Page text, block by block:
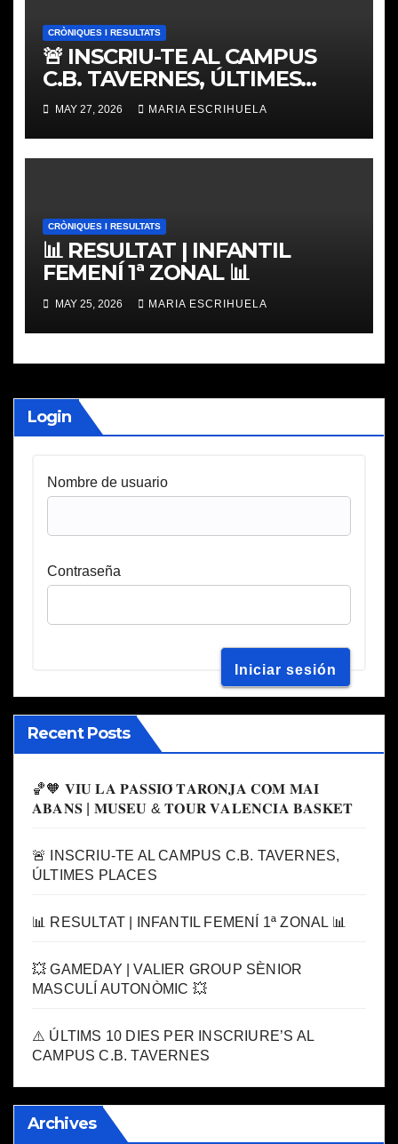
CRÒNIQUES I RESULTATS
🚨 INSCRIU-TE AL CAMPUS
C.B. TAVERNES, ÚLTIMES
PLACES
MAY 27, 2026 MARIA ESCRIHUELA
CRÒNIQUES I RESULTATS
📊 RESULTAT | INFANTIL
FEMENÍ 1ª ZONAL 📊
MAY 25, 2026 MARIA ESCRIHUELA
Login
Nombre de usuario
Contraseña
Recent Posts
🏀🧡 𝐕𝐈𝐔 𝐋𝐀 𝐏𝐀𝐒𝐒𝐈𝐎́ 𝐓𝐀𝐑𝐎𝐍𝐉𝐀 𝐂𝐎𝐌 𝐌𝐀𝐈
𝐀𝐁𝐀𝐍𝐒 | 𝐌𝐔𝐒𝐄𝐔 & 𝐓𝐎𝐔𝐑 𝐕𝐀𝐋𝐄𝐍𝐂𝐈𝐀 𝐁𝐀𝐒𝐊𝐄𝐓
🚨 INSCRIU-TE AL CAMPUS C.B. TAVERNES,
ÚLTIMES PLACES
📊 RESULTAT | INFANTIL FEMENÍ 1ª ZONAL 📊
💥 GAMEDAY | VALIER GROUP SÈNIOR
MASCULÍ AUTONÒMIC 💥
⚠️ ÚLTIMS 10 DIES PER INSCRIURE’S AL
CAMPUS C.B. TAVERNES
Archives